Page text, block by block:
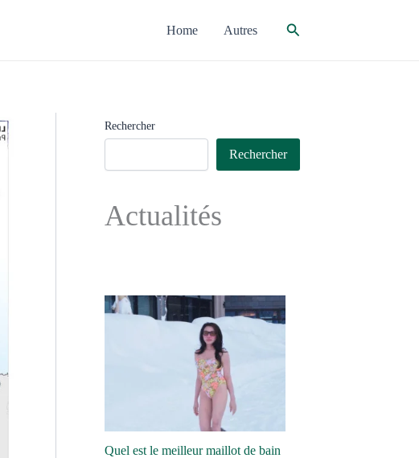
Home Autres Rechercher
Rechercher
Rechercher
Actualités
Quel est le meilleur maillot de bain